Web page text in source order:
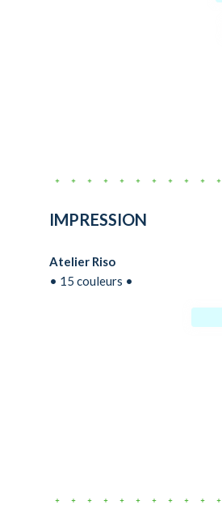
IMPRESSION
Atelier Riso
• 15 couleurs •